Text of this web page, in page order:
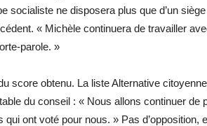
socialiste ne disposera plus que d’un
« Michèle continuera de travailler
parole. »
score obtenu. La liste Alternative
du conseil : « Nous allons continuer de
ont voté pour nous. » Pas d’opposition,